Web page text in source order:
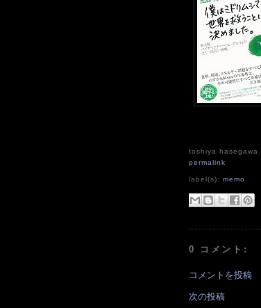
toshiya hasegawa
permalink
label(s):memo
0 コメント:
コメントを投稿
次の投稿